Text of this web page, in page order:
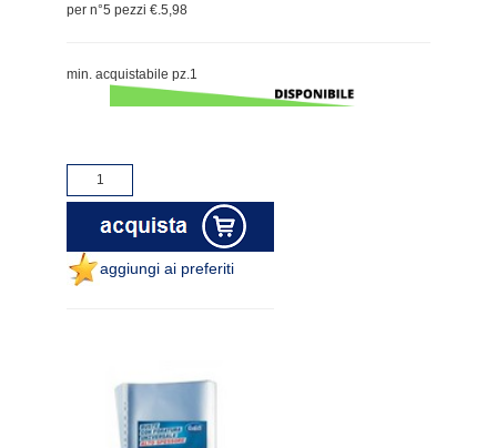
per n°5 pezzi €.5,98
min. acquistabile pz.1
aggiungi ai preferiti